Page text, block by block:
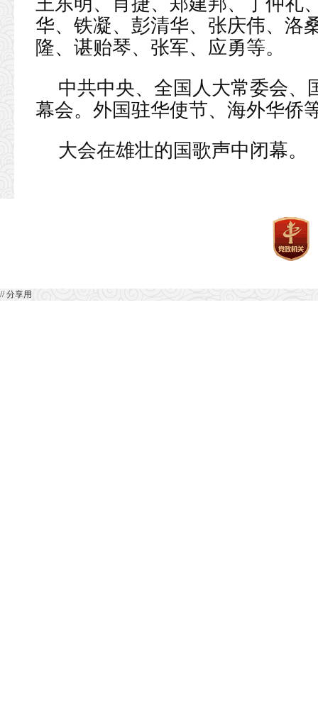
华、铁凝、彭清华、张庆伟、洛
隆、谌贻琴、张军、应勇等。
中共中央、全国人大常委会、
幕会。外国驻华使节、海外华侨
大会在雄壮的国歌声中闭幕。
// 分享用